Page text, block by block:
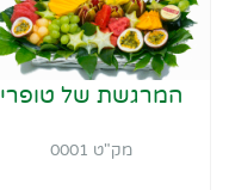
המרגשת של טופרי
מק"ט 0001